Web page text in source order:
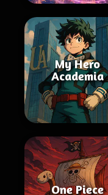
My Hero
Academia
One Piece